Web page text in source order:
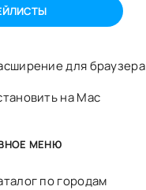
для браузера
на Mac
МЕНЮ
по городам